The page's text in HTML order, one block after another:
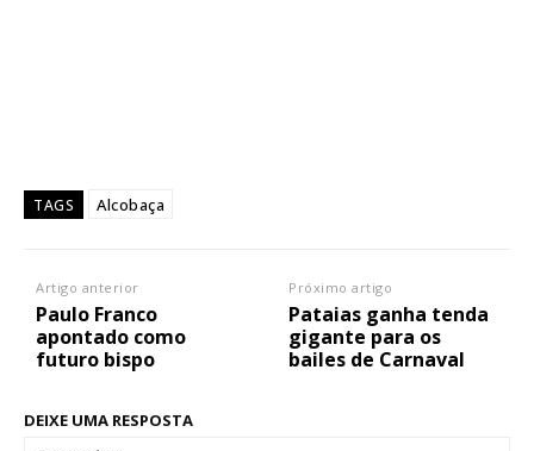
TAGS Alcobaça
Artigo anterior
Paulo Franco
apontado como
futuro bispo
Próximo artigo
Pataias ganha tenda
gigante para os
bailes de Carnaval
DEIXE UMA RESPOSTA